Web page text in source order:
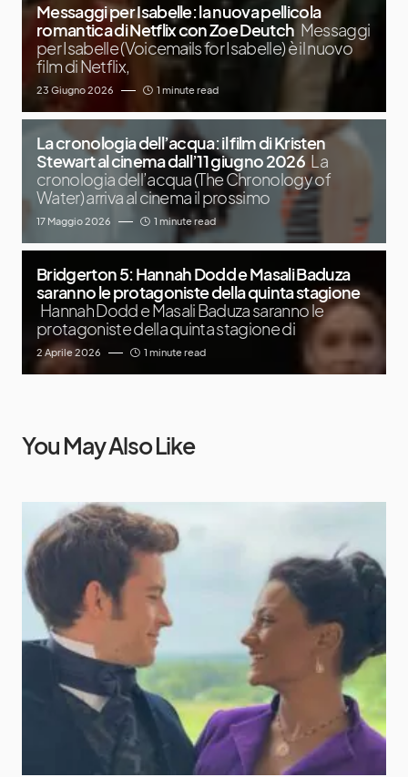
Messaggi per Isabelle: la nuova pellicola
romantica di Netflix con Zoe Deutch Messaggi
per Isabelle (Voicemails for Isabelle) è il nuovo
film di Netflix,
23 Giugno 2026 1 minute read
La cronologia dell’acqua: il film di Kristen
Stewart al cinema dall’11 giugno 2026 La
cronologia dell’acqua (The Chronology of
Water) arriva al cinema il prossimo
17 Maggio 2026 1 minute read
Bridgerton 5: Hannah Dodd e Masali Baduza
saranno le protagoniste della quinta stagione
Hannah Dodd e Masali Baduza saranno le
protagoniste della quinta stagione di
2 Aprile 2026 1 minute read
You May Also Like